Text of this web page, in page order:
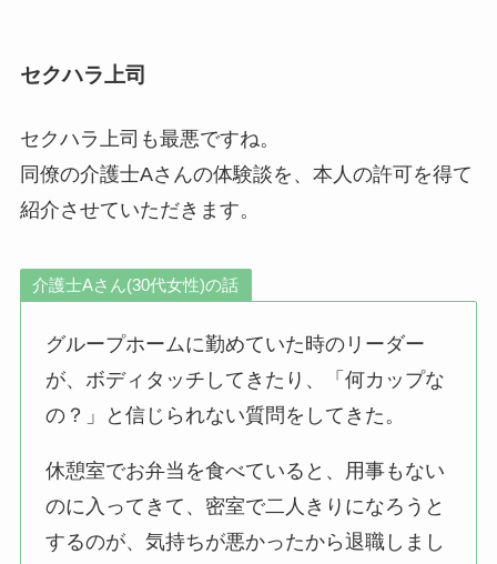
セクハラ上司
セクハラ上司も最悪ですね。
同僚の介護士Aさんの体験談を、本人の許可を得て
紹介させていただきます。
介護士Aさん(30代女性)の話
グループホームに勤めていた時のリーダー
が、ボディタッチしてきたり、「何カップな
の？」と信じられない質問をしてきた。
休憩室でお弁当を食べていると、用事もない
のに入ってきて、密室で二人きりになろうと
するのが、気持ちが悪かったから退職しまし